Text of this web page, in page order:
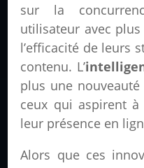
sur la
utilisateur avec
l’efficacité de leurs
contenu. L’
plus une
ceux qui aspirent
leur présence en
Alors que ces